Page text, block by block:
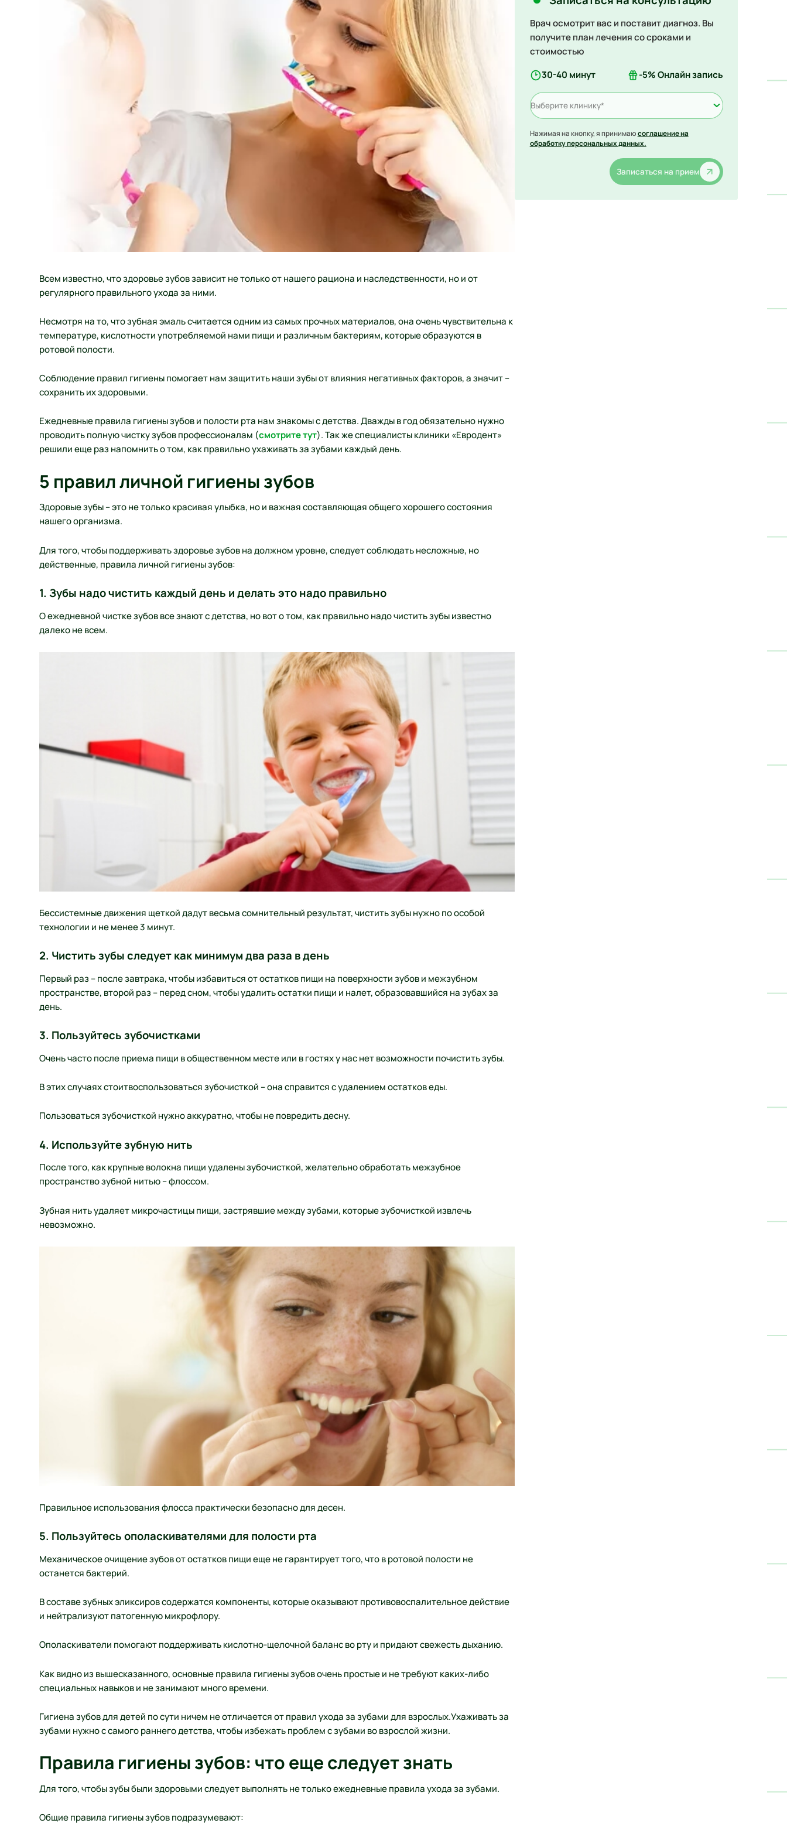
Всем известно, что здоровье зубов зависит не только от нашего рациона и наследственности, но и от
регулярного правильного ухода за ними.
Несмотря на то, что зубная эмаль считается одним из самых прочных материалов, она очень чувствительна к
температуре, кислотности употребляемой нами пищи и различным бактериям, которые образуются в
ротовой полости.
Соблюдение правил гигиены помогает нам защитить наши зубы от влияния негативных факторов, а значит –
сохранить их здоровыми.
Ежедневные правила гигиены зубов и полости рта нам знакомы с детства. Дважды в год обязательно нужно
проводить полную чистку зубов профессионалам (смотрите тут). Так же специалисты клиники «Евродент»
решили еще раз напомнить о том, как правильно ухаживать за зубами каждый день.
5 правил личной гигиены зубов
Здоровые зубы – это не только красивая улыбка, но и важная составляющая общего хорошего состояния
нашего организма.
Для того, чтобы поддерживать здоровье зубов на должном уровне, следует соблюдать несложные, но
действенные, правила личной гигиены зубов:
1. Зубы надо чистить каждый день и делать это надо правильно
О ежедневной чистке зубов все знают с детства, но вот о том, как правильно надо чистить зубы известно
далеко не всем.
Бессистемные движения щеткой дадут весьма сомнительный результат, чистить зубы нужно по особой
технологии и не менее 3 минут.
2. Чистить зубы следует как минимум два раза в день
Первый раз – после завтрака, чтобы избавиться от остатков пищи на поверхности зубов и межзубном
пространстве, второй раз – перед сном, чтобы удалить остатки пищи и налет, образовавшийся на зубах за
день.
3. Пользуйтесь зубочистками
Очень часто после приема пищи в общественном месте или в гостях у нас нет возможности почистить зубы.
В этих случаях стоитвоспользоваться зубочисткой – она справится с удалением остатков еды.
Пользоваться зубочисткой нужно аккуратно, чтобы не повредить десну.
4. Используйте зубную нить
После того, как крупные волокна пищи удалены зубочисткой, желательно обработать межзубное
пространство зубной нитью – флоссом.
Зубная нить удаляет микрочастицы пищи, застрявшие между зубами, которые зубочисткой извлечь
невозможно.
Правильное использования флосса практически безопасно для десен.
5. Пользуйтесь ополаскивателями для полости рта
Механическое очищение зубов от остатков пищи еще не гарантирует того, что в ротовой полости не
останется бактерий.
В составе зубных эликсиров содержатся компоненты, которые оказывают противовоспалительное действие
и нейтрализуют патогенную микрофлору.
Ополаскиватели помогают поддерживать кислотно-щелочной баланс во рту и придают свежесть дыханию.
Как видно из вышесказанного, основные правила гигиены зубов очень простые и не требуют каких-либо
специальных навыков и не занимают много времени.
Гигиена зубов для детей по сути ничем не отличается от правил ухода за зубами для взрослых.Ухаживать за
зубами нужно с самого раннего детства, чтобы избежать проблем с зубами во взрослой жизни.
Правила гигиены зубов: что еще следует знать
Для того, чтобы зубы были здоровыми следует выполнять не только ежедневные правила ухода за зубами.
Общие правила гигиены зубов подразумевают:
Врач осмотрит вас и поставит диагноз. Вы
получите план лечения со сроками и
стоимостью
30-40 минут
-5% Онлайн запись
Выберите клинику*
Нажимая на кнопку, я принимаюсоглашение на
обработку персональных данных.
Записаться на прием